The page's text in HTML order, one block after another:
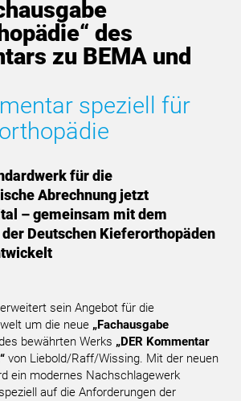
des
zu BEMA und
speziell für
für die
Abrechnung jetzt
– gemeinsam mit dem
Deutschen Kieferorthopäden
sein Angebot für die
um die neue „Fachausgabe
bewährten Werks „DER Kommentar
von Liebold/Raff/Wissing. Mit der neuen
ein modernes Nachschlagewerk
auf die Anforderungen der